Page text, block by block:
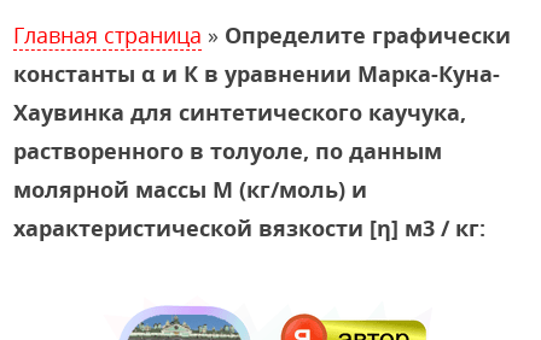
Главная страница » Определите графически
константы α и К в уравнении Марка-Куна-
Хаувинка для синтетического каучука,
растворенного в толуоле, по данным
молярной массы М (кг/моль) и
характеристической вязкости [η] м3 / кг: